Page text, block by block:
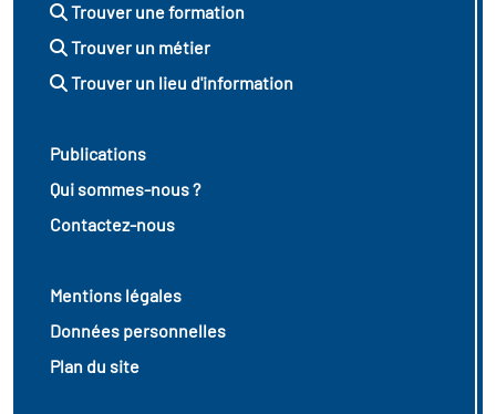
Trouver une formation
Trouver un métier
Trouver un lieu d'information
Publications
Qui sommes-nous ?
Contactez-nous
Mentions légales
Données personnelles
Plan du site